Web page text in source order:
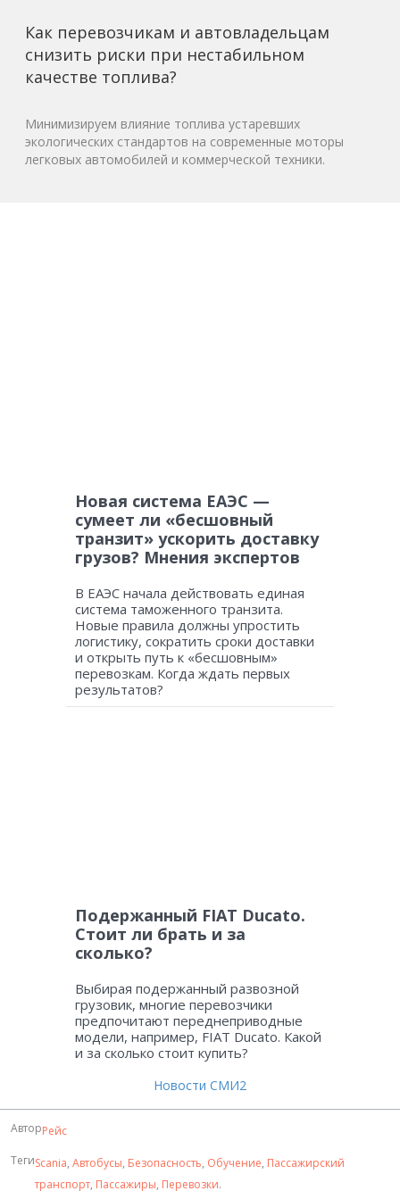
Как перевозчикам и автовладельцам
снизить риски при нестабильном
качестве топлива?
Минимизируем влияние топлива устаревших
экологических стандартов на современные моторы
легковых автомобилей и коммерческой техники.
Новая система ЕАЭС —
сумеет ли «бесшовный
транзит» ускорить доставку
грузов? Мнения экспертов
В ЕАЭС начала действовать единая
система таможенного транзита.
Новые правила должны упростить
логистику, сократить сроки доставки
и открыть путь к «бесшовным»
перевозкам. Когда ждать первых
результатов?
Подержанный FIAT Ducato.
Стоит ли брать и за
сколько?
Выбирая подержанный развозной
грузовик, многие перевозчики
предпочитают переднеприводные
модели, например, FIAT Ducato. Какой
и за сколько стоит купить?
Новости СМИ2
АвторРейс
ТегиScania, Автобусы, Безопасность, Обучение, Пассажирский
транспорт, Пассажиры, Перевозки.